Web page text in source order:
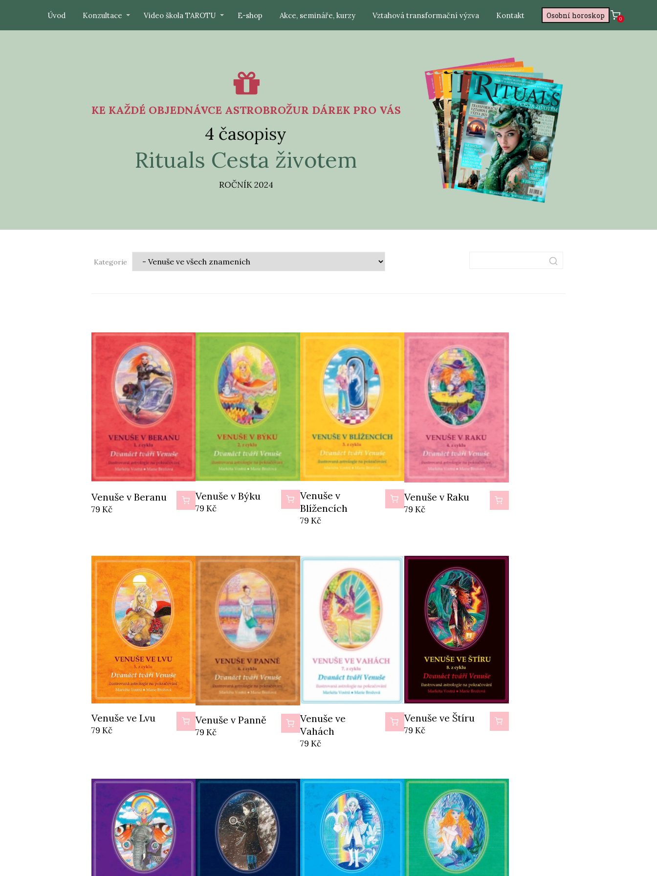
Úvod Konzultace Video škola TAROTU E-shop Akce, semináře, kurzy Vztahová transformační výzva Kontakt Osobní horoskop 0
KE KAŽDÉ OBJEDNÁVCE ASTROBROŽUR DÁREK PRO VÁS
4 časopisy
Rituals Cesta životem
ROČNÍK 2024
Kategorie
Venuše v Beranu
79 Kč
Venuše v Býku
79 Kč
Venuše v
Blížencích
79 Kč
Venuše v Raku
79 Kč
Venuše ve Lvu
79 Kč
Venuše v Panně
79 Kč
Venuše ve
Vahách
79 Kč
Venuše ve Štíru
79 Kč